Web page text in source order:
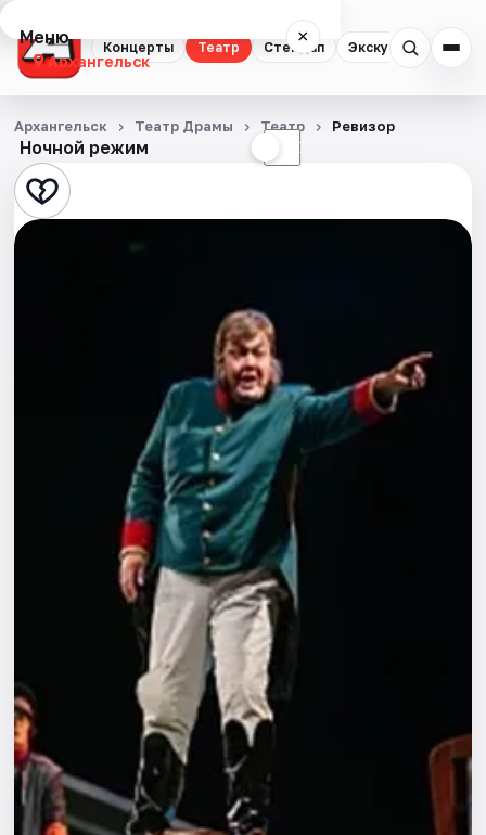
Концерты Театр Стендап Экскурсии
Меню ×
Архангельск
Концерты
Театр
Стендап
Ночной режим ☾
Архангельск Театр Драмы Театр Ревизор